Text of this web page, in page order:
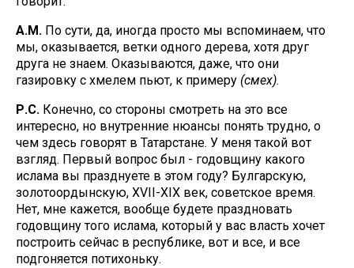
А.М. По сути, да, иногда просто мы вспоминаем, что
мы, оказывается, ветки одного дерева, хотя друг
друга не знаем. Оказываются, даже, что они
газировку с хмелем пьют, к примеру (смех).
Р.С. Конечно, со стороны смотреть на это все
интересно, но внутренние нюансы понять трудно, о
чем здесь говорят в Татарстане. У меня такой вот
взгляд. Первый вопрос был - годовщину какого
ислама вы празднуете в этом году? Булгарскую,
золотоордынскую, XVII-XIX век, советское время.
Нет, мне кажется, вообще будете праздновать
годовщину того ислама, который у вас власть хочет
построить сейчас в республике, вот и все, и все
подгоняется потихоньку.